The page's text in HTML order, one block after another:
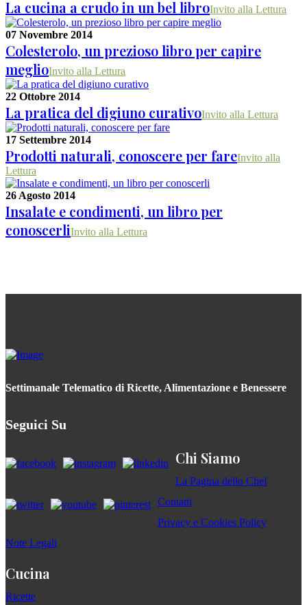
La cucina a crudo in un bel libroInvito alla Lettura
07 Novembre 2014
Colesterolo, un prezioso libro per capire
meglioInvito alla Lettura
22 Ottobre 2014
La pratica del digiuno curativoInvito alla Lettura
17 Settembre 2014
Prodotti naturali, conoscere per fareInvito alla
Lettura
26 Agosto 2014
Insalate e condimenti, un libro per
conoscerliInvito alla Lettura
Settimanale Telematico di Ricette, Alimentazione e Benessere
Seguici Su
Chi Siamo
La Pagina dello Chef
Contatti
Privacy e Cookies Policy
Note Legali
Cucina
Ricette